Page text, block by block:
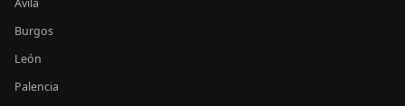
Ávila
Burgos
León
Palencia